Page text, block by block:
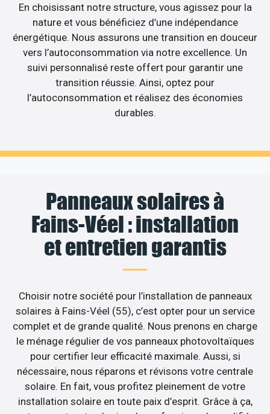
En choisissant notre structure, vous agissez pour la
nature et vous bénéficiez d’une indépendance
énergétique. Nous assurons une transition en douceur
vers l’autoconsommation via notre excellence. Un
suivi personnalisé reste offert pour garantir une
transition réussie. Ainsi, optez pour
l’autoconsommation et réalisez des économies
durables.
Panneaux solaires à
Fains-Véel : installation
et entretien garantis
Choisir notre société pour l’installation de panneaux
solaires à Fains-Véel (55), c’est opter pour un service
complet et de grande qualité. Nous prenons en charge
le ménage régulier de vos panneaux photovoltaïques
pour certifier leur efficacité maximale. Aussi, si
nécessaire, nous réparons et révisons votre centrale
solaire. En fait, vous profitez pleinement de votre
installation solaire en toute paix d’esprit. Grâce à ça,